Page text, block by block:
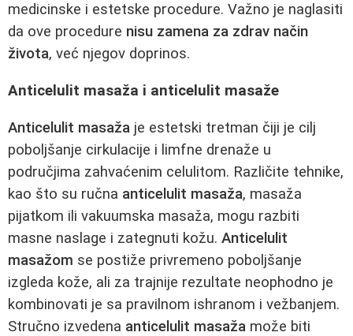
medicinske i estetske procedure. Važno je naglasiti
da ove procedure nisu zamena za zdrav način
života, već njegov doprinos.
Anticelulit masaža i anticelulit masaže
Anticelulit masaža je estetski tretman čiji je cilj
poboljšanje cirkulacije i limfne drenaže u
područjima zahvaćenim celulitom. Različite tehnike,
kao što su ručna anticelulit masaža, masaža
pijatkom ili vakuumska masaža, mogu razbiti
masne naslage i zategnuti kožu. Anticelulit
masažom se postiže privremeno poboljšanje
izgleda kože, ali za trajnije rezultate neophodno je
kombinovati je sa pravilnom ishranom i vežbanjem.
Stručno izvedena anticelulit masaža može biti